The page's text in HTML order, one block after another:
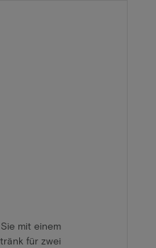
mit einem
für zwei